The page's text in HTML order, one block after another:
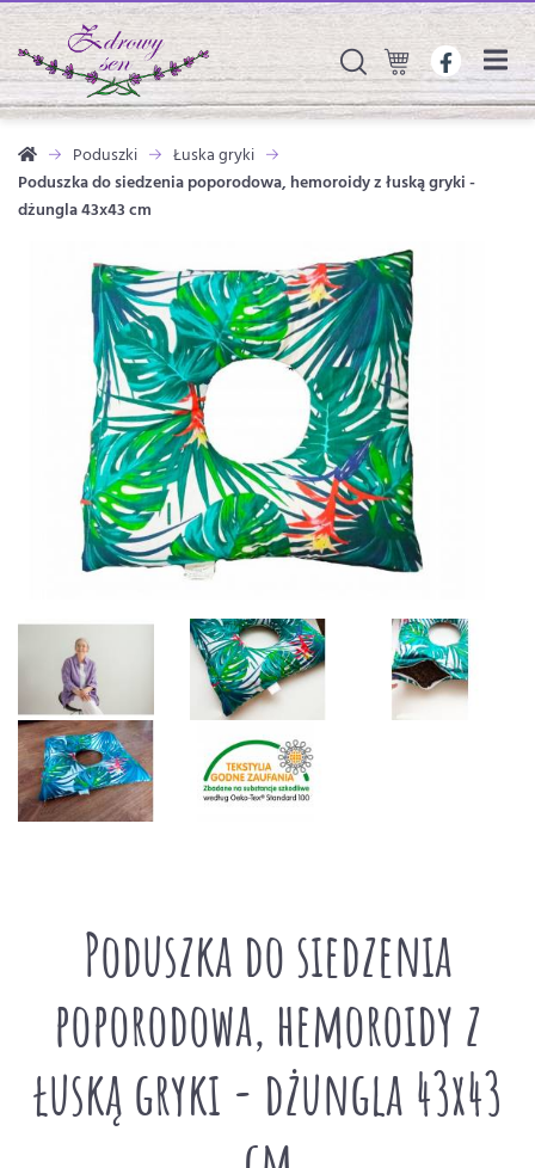
Poduszki
Łuska gryki
Poduszka do siedzenia poporodowa, hemoroidy z łuską gryki -
dżungla 43x43 cm
Poduszka do siedzenia
poporodowa, hemoroidy z
łuską gryki - dżungla 43x43